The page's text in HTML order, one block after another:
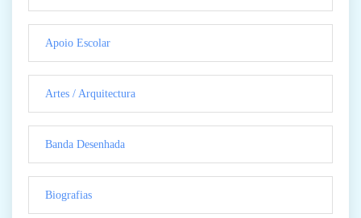
Apoio Escolar
Artes / Arquitectura
Banda Desenhada
Biografias